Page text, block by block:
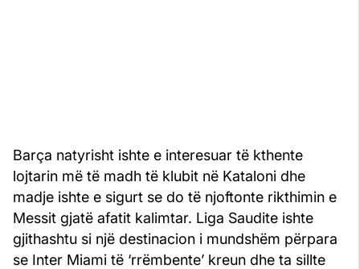
Barça natyrisht ishte e interesuar të kthente
lojtarin më të madh të klubit në Kataloni dhe
madje ishte e sigurt se do të njoftonte rikthimin e
Messit gjatë afatit kalimtar. Liga Saudite ishte
gjithashtu si një destinacion i mundshëm përpara
se Inter Miami të ‘rrëmbente’ kreun dhe ta sillte